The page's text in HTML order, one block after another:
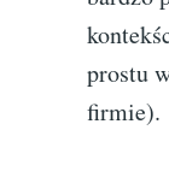
prostu
firmie).